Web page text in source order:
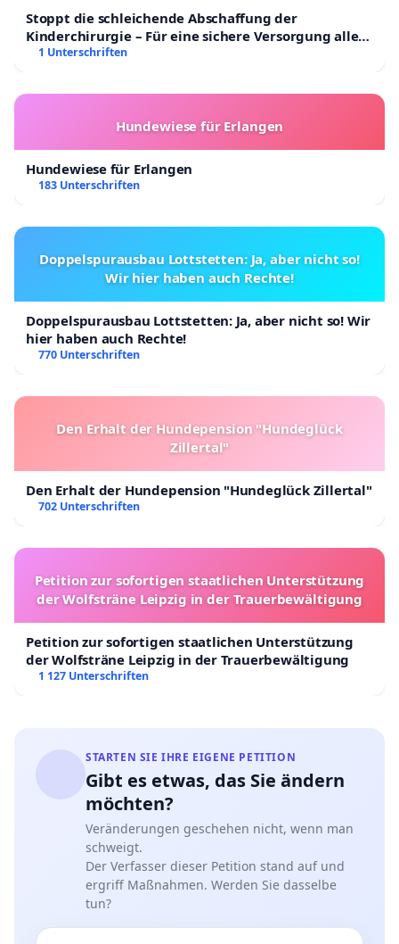
Stoppt die schleichende Abschaffung der
Kinderchirurgie – Für eine sichere Versorgung aller
Kinder in Deutschland
1 Unterschriften
Hundewiese für Erlangen
Hundewiese für Erlangen
183 Unterschriften
Doppelspurausbau Lottstetten: Ja, aber nicht so!
Wir hier haben auch Rechte!
Doppelspurausbau Lottstetten: Ja, aber nicht so! Wir
hier haben auch Rechte!
770 Unterschriften
Den Erhalt der Hundepension "Hundeglück
Zillertal"
Den Erhalt der Hundepension "Hundeglück Zillertal"
702 Unterschriften
Petition zur sofortigen staatlichen Unterstützung
der Wolfsträne Leipzig in der Trauerbewältigung
Petition zur sofortigen staatlichen Unterstützung
der Wolfsträne Leipzig in der Trauerbewältigung
1 127 Unterschriften
STARTEN SIE IHRE EIGENE PETITION
Gibt es etwas, das Sie ändern
möchten?
Veränderungen geschehen nicht, wenn man
schweigt.
Der Verfasser dieser Petition stand auf und
ergriff Maßnahmen. Werden Sie dasselbe
tun?